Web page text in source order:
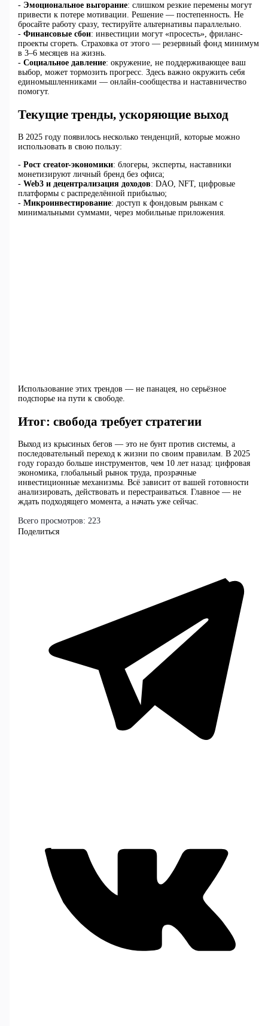
- Эмоциональное выгорание: слишком резкие перемены могут
привести к потере мотивации. Решение — постепенность. Не
бросайте работу сразу, тестируйте альтернативы параллельно.
- Финансовые сбои: инвестиции могут «просесть», фриланс-
проекты сгореть. Страховка от этого — резервный фонд минимум
в 3–6 месяцев на жизнь.
- Социальное давление: окружение, не поддерживающее ваш
выбор, может тормозить прогресс. Здесь важно окружить себя
единомышленниками — онлайн-сообщества и наставничество
помогут.
Текущие тренды, ускоряющие выход
В 2025 году появилось несколько тенденций, которые можно
использовать в свою пользу:
- Рост creator-экономики: блогеры, эксперты, наставники
монетизируют личный бренд без офиса;
- Web3 и децентрализация доходов: DAO, NFT, цифровые
платформы с распределённой прибылью;
- Микроинвестирование: доступ к фондовым рынкам с
минимальными суммами, через мобильные приложения.
Использование этих трендов — не панацея, но серьёзное
подспорье на пути к свободе.
Итог: свобода требует стратегии
Выход из крысиных бегов — это не бунт против системы, а
последовательный переход к жизни по своим правилам. В 2025
году гораздо больше инструментов, чем 10 лет назад: цифровая
экономика, глобальный рынок труда, прозрачные
инвестиционные механизмы. Всё зависит от вашей готовности
анализировать, действовать и перестраиваться. Главное — не
ждать подходящего момента, а начать уже сейчас.
Всего просмотров: 223
Поделиться